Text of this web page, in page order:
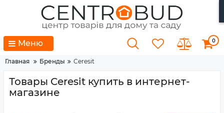
Меню 0
Главная Бренды Ceresit
Товары Ceresit купить в интернет-
магазине